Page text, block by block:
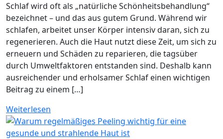
Schlaf wird oft als „natürliche Schönheitsbehandlung“
bezeichnet – und das aus gutem Grund. Während wir
schlafen, arbeitet unser Körper intensiv daran, sich zu
regenerieren. Auch die Haut nutzt diese Zeit, um sich zu
erneuern und Schäden zu reparieren, die tagsüber
durch Umweltfaktoren entstanden sind. Deshalb kann
ausreichender und erholsamer Schlaf einen wichtigen
Beitrag zu einem […]
Weiterlesen